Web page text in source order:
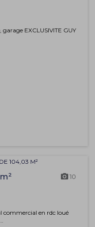
GUY
10
commercial en rdc loué